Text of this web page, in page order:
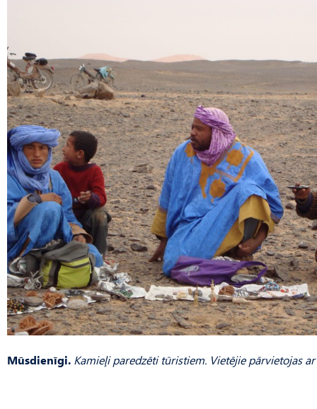
Mūsdienīgi. Kamieļi paredzēti tūristiem. Vietējie pārvietojas